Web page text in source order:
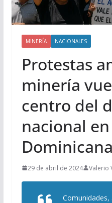
MINERÍA NACIONALES
Protestas
minería
centro del
nacional
Dominicana
29 de abril de 2024 Valerio